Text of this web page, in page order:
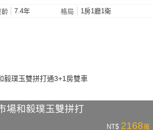
齡 7.4年 格局 1房1廳1衛
場和毅璞玉雙拼打
NT$ 2168萬